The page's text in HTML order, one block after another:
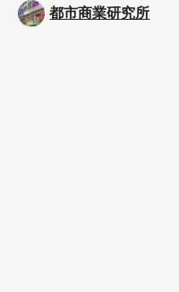
都市商業研究所